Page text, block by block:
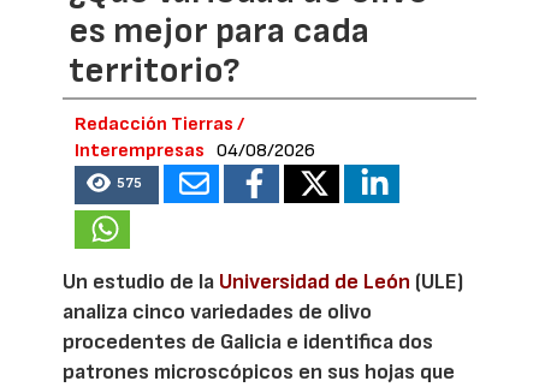
es mejor para cada
territorio?
Redacción Tierras /
Interempresas
04/08/2026
575
Un estudio de la Universidad de León (ULE)
analiza cinco variedades de olivo
procedentes de Galicia e identifica dos
patrones microscópicos en sus hojas que